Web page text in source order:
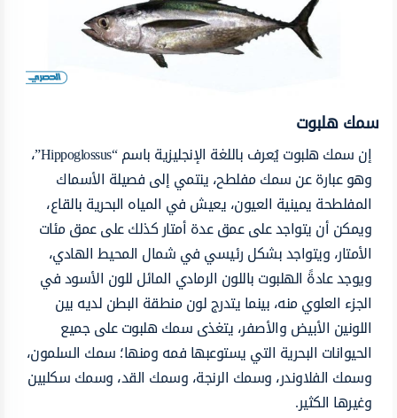
سمك هلبوت
إن سمك هلبوت يُعرف باللغة الإنجليزية باسم “Hippoglossus”،
وهو عبارة عن سمك مفلطح، ينتمي إلى فصيلة الأسماك
المفلطحة يمينية العيون، يعيش في المياه البحرية بالقاع،
ويمكن أن يتواجد على عمق عدة أمتار كذلك على عمق مئات
الأمتار، ويتواجد بشكل رئيسي في شمال المحيط الهادي،
ويوجد عادةً الهلبوت باللون الرمادي المائل للون الأسود في
الجزء العلوي منه، بينما يتدرج لون منطقة البطن لديه بين
اللونين الأبيض والأصفر، يتغذى سمك هلبوت على جميع
الحيوانات البحرية التي يستوعبها فمه ومنها؛ سمك السلمون،
وسمك الفلاوندر، وسمك الرنجة، وسمك القد، وسمك سكلبين
وغيرها الكثير.